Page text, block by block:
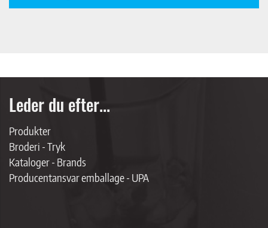
Leder du efter...
Produkter
Broderi - Tryk
Kataloger - Brands
Producentansvar emballage - UPA